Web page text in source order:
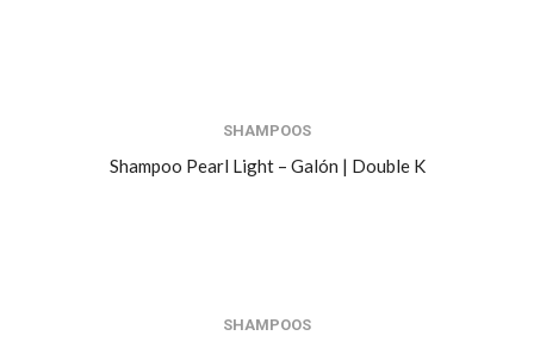
SHAMPOOS
Shampoo Pearl Light – Galón | Double K
SHAMPOOS